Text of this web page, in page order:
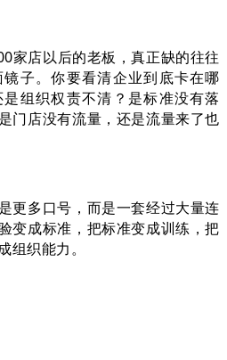
家店以后的老板，真正缺的往往
子。你要看清企业到底卡在哪
组织权责不清？是标准没有落
门店没有流量，还是流量来了也
更多口号，而是一套经过大量连
变成标准，把标准变成训练，把
组织能力。